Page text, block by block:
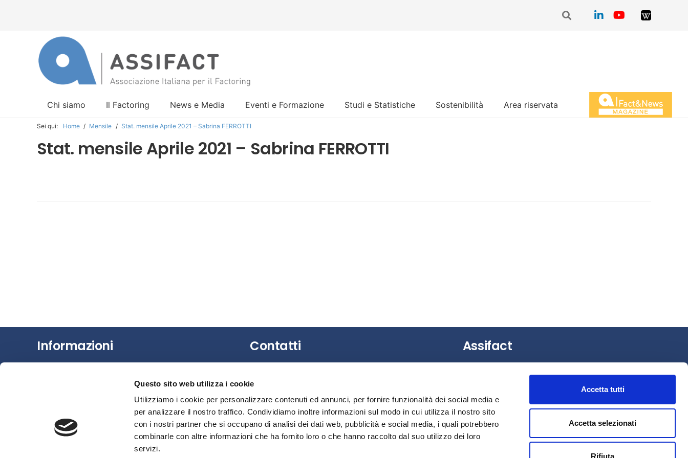
Questo sito web utilizza i cookie
Utilizziamo i cookie per personalizzare contenuti ed annunci, per fornire funzionalità dei social media e
per analizzare il nostro traffico. Condividiamo inoltre informazioni sul modo in cui utilizza il nostro sito
con i nostri partner che si occupano di analisi dei dati web, pubblicità e social media, i quali potrebbero
combinarle con altre informazioni che ha fornito loro o che hanno raccolto dal suo utilizzo dei loro
servizi.
Accetta tutti
Accetta selezionati
Rifiuta
Chi siamo Il Factoring News e Media Eventi e Formazione Studi e Statistiche Sostenibilità Area riservata Magazine Fact&News
Sei qui: Home / Mensile / Stat. mensile Aprile 2021 – Sabrina FERROTTI
Stat. mensile Aprile 2021 – Sabrina FERROTTI
Informazioni
Studi e Statistiche
Contatti
pubblico.
È possibile richiedere un appuntamento
contattando la Segreteria.
Privacy
Assifact
Largo Augusto, 3 –20122 Milano (MI)
Fax: +39 0276020159
Mail:assifact@assifact.it